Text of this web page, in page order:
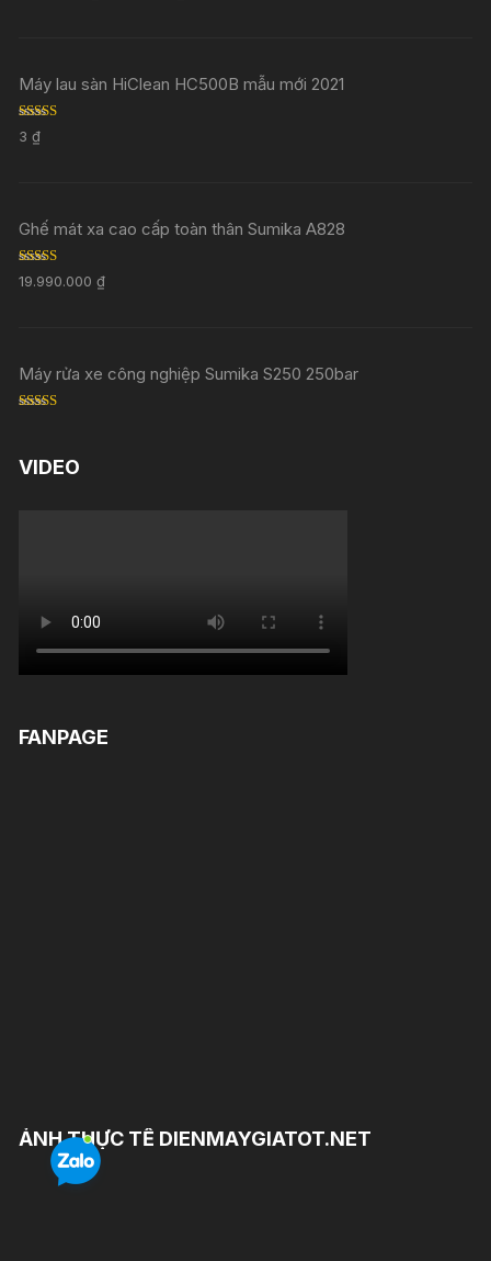
Máy lau sàn HiClean HC500B mẫu mới 2021
Rated
out of 5
3₫
Ghế mát xa cao cấp toàn thân Sumika A828
Rated5.00
out of 5
19.990.000₫
Máy rửa xe công nghiệp Sumika S250 250bar
VIDEO
FANPAGE
ẢNH THỰC TẾ DIENMAYGIATOT.NET